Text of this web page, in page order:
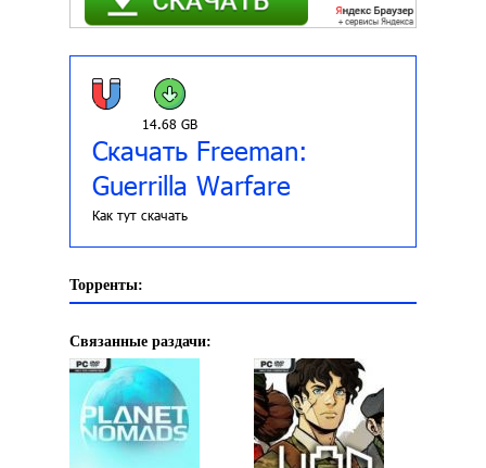
14.68 GB
Скачать Freeman:
Guerrilla Warfare
Как тут скачать
Торренты:
Связанные раздачи: